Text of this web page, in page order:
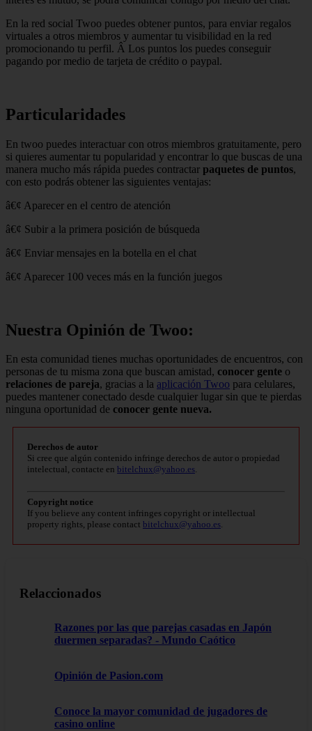
En la red social Twoo puedes obtener puntos, para enviar regalos
virtuales a otros miembros y aumentar tu visibilidad en la red
promocionando tu perfil. Â Los puntos los puedes conseguir
pagando por medio de tarjeta de crédito o paypal.
Particularidades
En twoo puedes interactuar con otros miembros gratuitamente, pero
si quieres aumentar tu popularidad y encontrar lo que buscas de una
manera mucho más rápida puedes contractar paquetes de puntos,
con esto podrás obtener las siguientes ventajas:
â€¢ Aparecer en el centro de atención
â€¢ Subir a la primera posición de búsqueda
â€¢ Enviar mensajes en la botella en el chat
â€¢ Aparecer 100 veces más en la función juegos
Nuestra Opinión de Twoo:
En esta comunidad tienes muchas oportunidades de encuentros, con
personas de tu misma zona que buscan amistad, conocer gente o
relaciones de pareja, gracias a la aplicación Twoo para celulares,
puedes mantener conectado desde cualquier lugar sin que te pierdas
ninguna oportunidad de conocer gente nueva.
Derechos de autor
Si cree que algún contenido infringe derechos de autor o propiedad
intelectual, contacte en bitelchux@yahoo.es.
Copyright notice
If you believe any content infringes copyright or intellectual
property rights, please contact bitelchux@yahoo.es.
Relaccionados
Razones por las que parejas casadas en Japón
duermen separadas? - Mundo Caótico
Opinión de Pasion.com
Conoce la mayor comunidad de jugadores de
casino online